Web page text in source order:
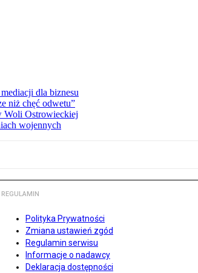
dla biznesu
niż chęć odwetu”
Woli Ostrowieckiej
wojennych
REGULAMIN
Polityka Prywatności
Zmiana ustawień zgód
Regulamin serwisu
Informacje o nadawcy
Deklaracja dostępności